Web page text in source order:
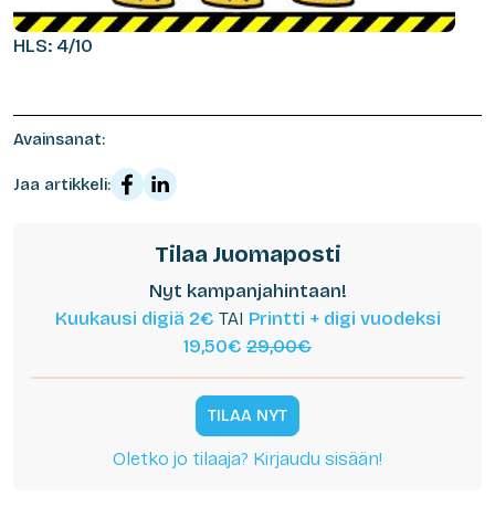
HLS: 4/10
Avainsanat:
Jaa artikkeli:
Tilaa Juomaposti
Nyt kampanjahintaan!
Kuukausi digiä 2€ TAI Printti + digi vuodeksi
19,50€ 29,00€
TILAA NYT
Oletko jo tilaaja? Kirjaudu sisään!